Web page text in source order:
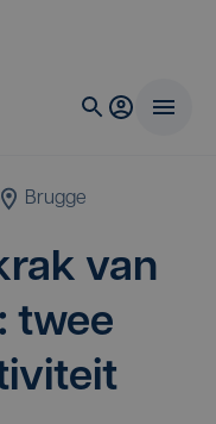
Brugge
van
twee